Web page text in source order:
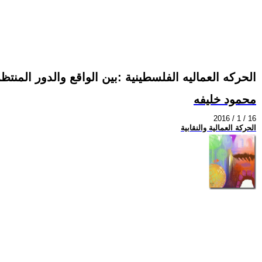
الحركه العماليه الفلسطينية :بين الواقع والدور المنتظر
محمود خليفه
2016 / 1 / 16
الحركة العمالية والنقابية